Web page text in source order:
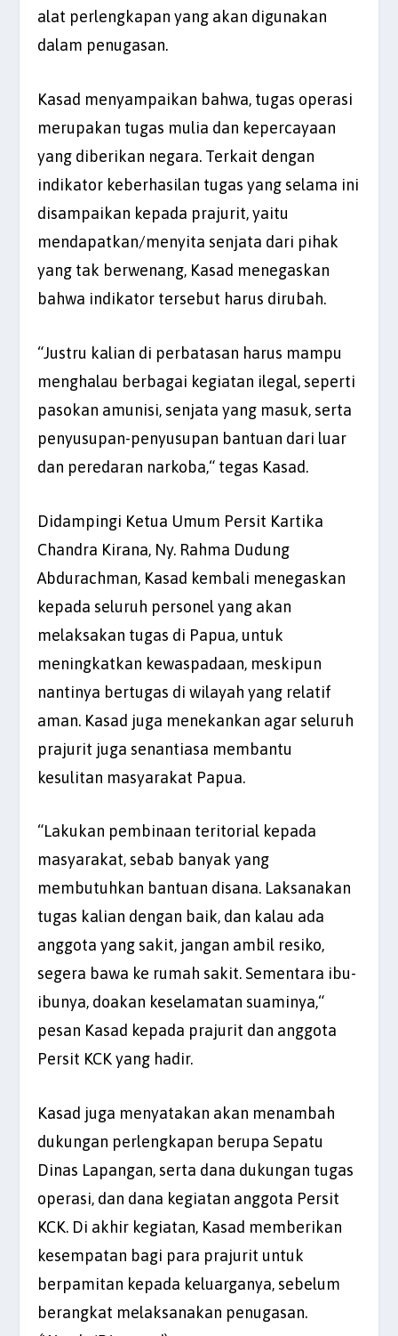
alat perlengkapan yang akan digunakan
dalam penugasan.
Kasad menyampaikan bahwa, tugas operasi
merupakan tugas mulia dan kepercayaan
yang diberikan negara. Terkait dengan
indikator keberhasilan tugas yang selama ini
disampaikan kepada prajurit, yaitu
mendapatkan/menyita senjata dari pihak
yang tak berwenang, Kasad menegaskan
bahwa indikator tersebut harus dirubah.
“Justru kalian di perbatasan harus mampu
menghalau berbagai kegiatan ilegal, seperti
pasokan amunisi, senjata yang masuk, serta
penyusupan-penyusupan bantuan dari luar
dan peredaran narkoba,“ tegas Kasad.
Didampingi Ketua Umum Persit Kartika
Chandra Kirana, Ny. Rahma Dudung
Abdurachman, Kasad kembali menegaskan
kepada seluruh personel yang akan
melaksakan tugas di Papua, untuk
meningkatkan kewaspadaan, meskipun
nantinya bertugas di wilayah yang relatif
aman. Kasad juga menekankan agar seluruh
prajurit juga senantiasa membantu
kesulitan masyarakat Papua.
“Lakukan pembinaan teritorial kepada
masyarakat, sebab banyak yang
membutuhkan bantuan disana. Laksanakan
tugas kalian dengan baik, dan kalau ada
anggota yang sakit, jangan ambil resiko,
segera bawa ke rumah sakit. Sementara ibu-
ibunya, doakan keselamatan suaminya,“
pesan Kasad kepada prajurit dan anggota
Persit KCK yang hadir.
Kasad juga menyatakan akan menambah
dukungan perlengkapan berupa Sepatu
Dinas Lapangan, serta dana dukungan tugas
operasi, dan dana kegiatan anggota Persit
KCK. Di akhir kegiatan, Kasad memberikan
kesempatan bagi para prajurit untuk
berpamitan kepada keluarganya, sebelum
berangkat melaksanakan penugasan.